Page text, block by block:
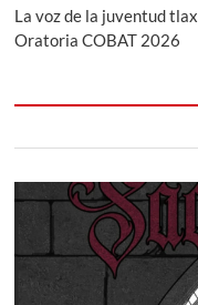
La voz de la juventud
Oratoria COBAT 2026